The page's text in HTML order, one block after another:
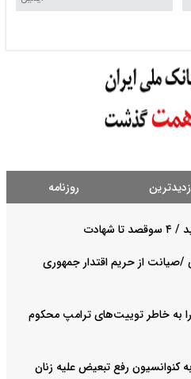
روزنامه
صیانت از حریم اقتدار جمهوری
به خاطر توییت‌های ترامپ محکوم
به کنوانسیون رفع تبعیض علیه زنان